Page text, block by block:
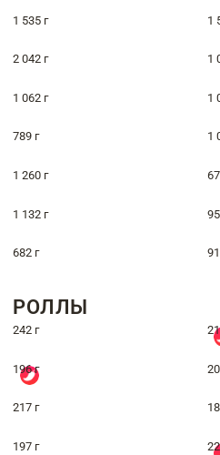
1 535 г 1
2 042 г 1
1 062 г 1
789 г 1
1 260 г
1 132 г
682 г
РОЛЛЫ
242 г
196 г
217 г
197 г